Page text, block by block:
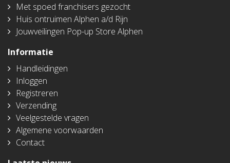
Met spoed franchisers gezocht
Huis ontruimen Alphen a/d Rijn
Jouwveilingen Pop-up Store Alphen
Informatie
Handleidingen
Inloggen
Registreren
Verzending
Veelgestelde vragen
Algemene voorwaarden
Contact